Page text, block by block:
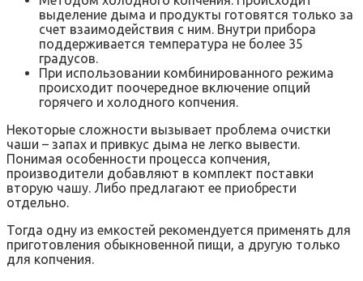
выделение дыма и продукты готовятся только за
счет взаимодействия с ним. Внутри прибора
поддерживается температура не более 35
градусов.
При использовании комбинированного режима
происходит поочередное включение опций
горячего и холодного копчения.
Некоторые сложности вызывает проблема очистки
чаши – запах и привкус дыма не легко вывести.
Понимая особенности процесса копчения,
производители добавляют в комплект поставки
вторую чашу. Либо предлагают ее приобрести
отдельно.
Тогда одну из емкостей рекомендуется применять для
приготовления обыкновенной пищи, а другую только
для копчения.